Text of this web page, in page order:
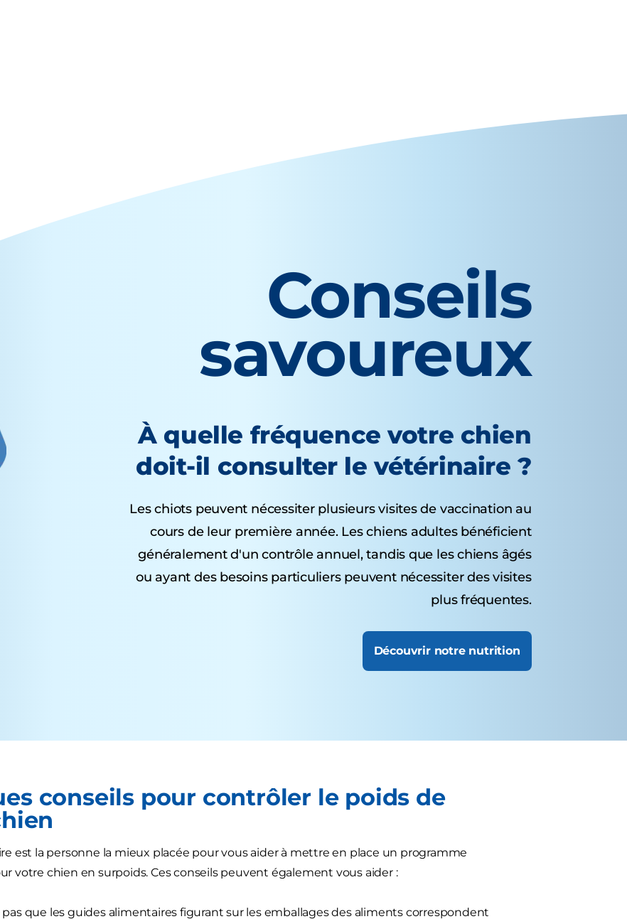
Conseils
savoureux
À quelle fréquence votre chien
doit-il consulter le vétérinaire ?
Les chiots peuvent nécessiter plusieurs visites de vaccination au
cours de leur première année. Les chiens adultes bénéficient
généralement d'un contrôle annuel, tandis que les chiens âgés
ou ayant des besoins particuliers peuvent nécessiter des visites
plus fréquentes.
Découvrir notre nutrition
conseils pour contrôler le poids de
est la personne la mieux placée pour vous aider à mettre en place un programme
votre chien en surpoids. Ces conseils peuvent également vous aider :
pas que les guides alimentaires figurant sur les emballages des aliments correspondent